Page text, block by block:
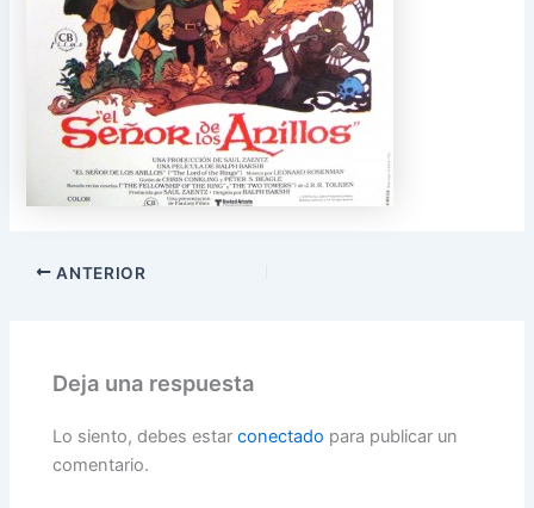
ANTERIOR
Deja una respuesta
Lo siento, debes estarconectado para publicar un
comentario.